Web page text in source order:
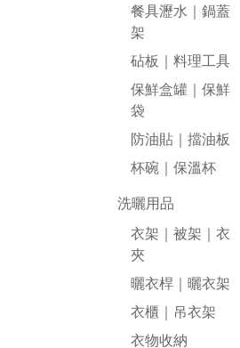
餐具瀝水｜鍋蓋
架
砧板｜料理工具
保鮮盒罐｜保鮮
袋
防油貼｜擋油板
杯碗｜保溫杯
洗曬用品
衣架｜被架｜衣
夾
曬衣桿｜曬衣架
衣櫃｜吊衣架
衣物收納